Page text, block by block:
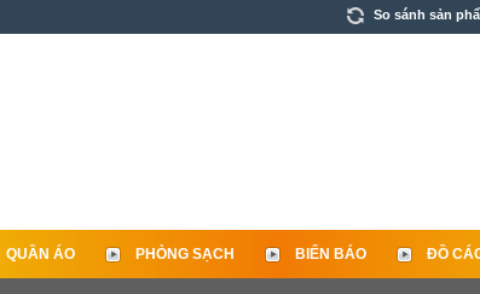
So sánh sản
QUẦN ÁO PHÒNG SẠCH BIỂN BÁO ĐỒ